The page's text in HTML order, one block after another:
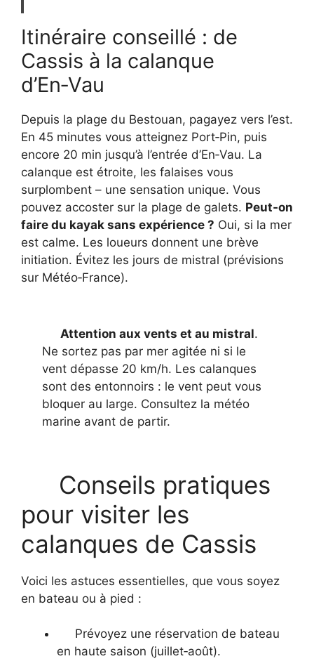
Itinéraire conseillé : de
Cassis à la calanque
d’En‑Vau
Depuis la plage du Bestouan, pagayez vers l’est.
En 45 minutes vous atteignez Port‑Pin, puis
encore 20 min jusqu’à l’entrée d’En‑Vau. La
calanque est étroite, les falaises vous
surplombent – une sensation unique. Vous
pouvez accoster sur la plage de galets. Peut‑on
faire du kayak sans expérience ? Oui, si la mer
est calme. Les loueurs donnent une brève
initiation. Évitez les jours de mistral (prévisions
sur Météo‑France).
Attention aux vents et au mistral.
Ne sortez pas par mer agitée ni si le
vent dépasse 20 km/h. Les calanques
sont des entonnoirs : le vent peut vous
bloquer au large. Consultez la météo
marine avant de partir.
Conseils pratiques
pour visiter les
calanques de Cassis
Voici les astuces essentielles, que vous soyez
en bateau ou à pied :
Prévoyez une réservation de bateau
en haute saison (juillet‑août).